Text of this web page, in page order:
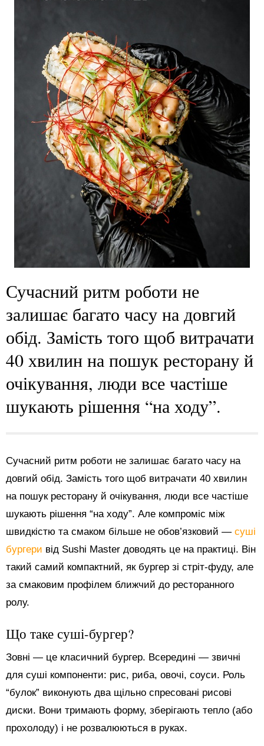
Сучасний ритм роботи не
залишає багато часу на довгий
обід. Замість того щоб витрачати
40 хвилин на пошук ресторану й
очікування, люди все частіше
шукають рішення “на ходу”.
Сучасний ритм роботи не залишає багато часу на
довгий обід. Замість того щоб витрачати 40 хвилин
на пошук ресторану й очікування, люди все частіше
шукають рішення “на ходу”. Але компроміс між
швидкістю та смаком більше не обов’язковий — суші
бургери від Sushi Master доводять це на практиці. Він
такий самий компактний, як бургер зі стріт-фуду, але
за смаковим профілем ближчий до ресторанного
ролу.
Що таке суші-бургер?
Зовні — це класичний бургер. Всередині — звичні
для суші компоненти: рис, риба, овочі, соуси. Роль
“булок” виконують два щільно спресовані рисові
диски. Вони тримають форму, зберігають тепло (або
прохолоду) і не розвалюються в руках.